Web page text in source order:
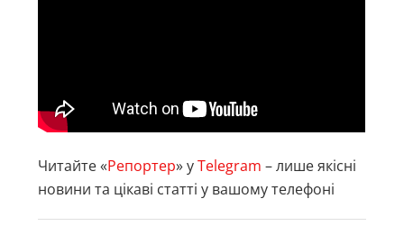
Читайте «Репортер» уTelegram – лише якісні
новини та цікаві статті у вашому телефоні